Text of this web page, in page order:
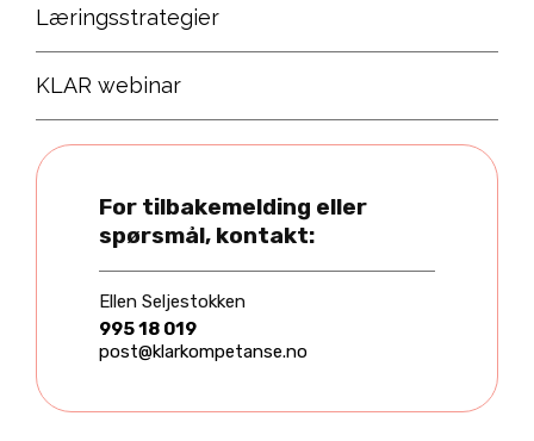
Læringsstrategier
KLAR webinar
For tilbakemelding eller
spørsmål, kontakt:
Ellen Seljestokken
995 18 019
post@klarkompetanse.no